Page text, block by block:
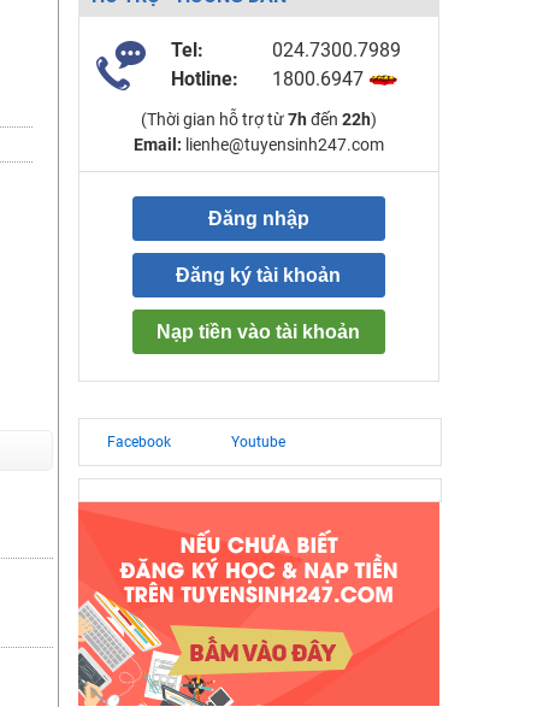
Tel:
024.7300.7989
Hotline:
1800.6947
(Thời gian hỗ trợ từ7h đến 22h)
Email: lienhe@tuyensinh247.com
Đăng nhập
Đăng ký tài khoản
Nạp tiền vào tài khoản
Facebook Youtube